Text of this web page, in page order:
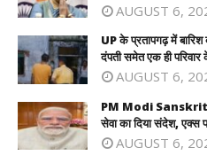
AUGUST 6,
UP के प्रतापगढ़ में
दंपती समेत एक ही
AUGUST 6,
PM Modi Sanskrit
सेवा का दिया संदेश, एक्स
AUGUST 6,